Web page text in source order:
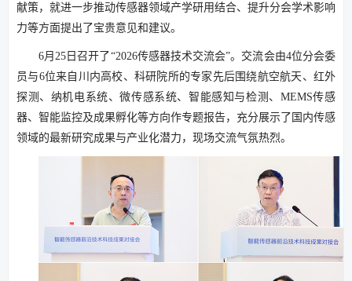
献策，就进一步推动传感器领域产学研用结合、提升分会学术影响
力等方面提出了宝贵意见和建议。
6月25日召开了“2026传感器技术交流会”。交流会由4位分会委
员与6位来自川内高校、科研院所的专家先后围绕航空航天、红外
探测、纳机电系统、微传感系统、智能感知与检测、MEMS传感
器、智能监控及成果孵化等方向作专题报告，充分展示了国内传感
领域的最新研究成果与产业化潜力，现场交流气氛热烈。